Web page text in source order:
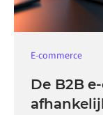
E-commerce
De B2B